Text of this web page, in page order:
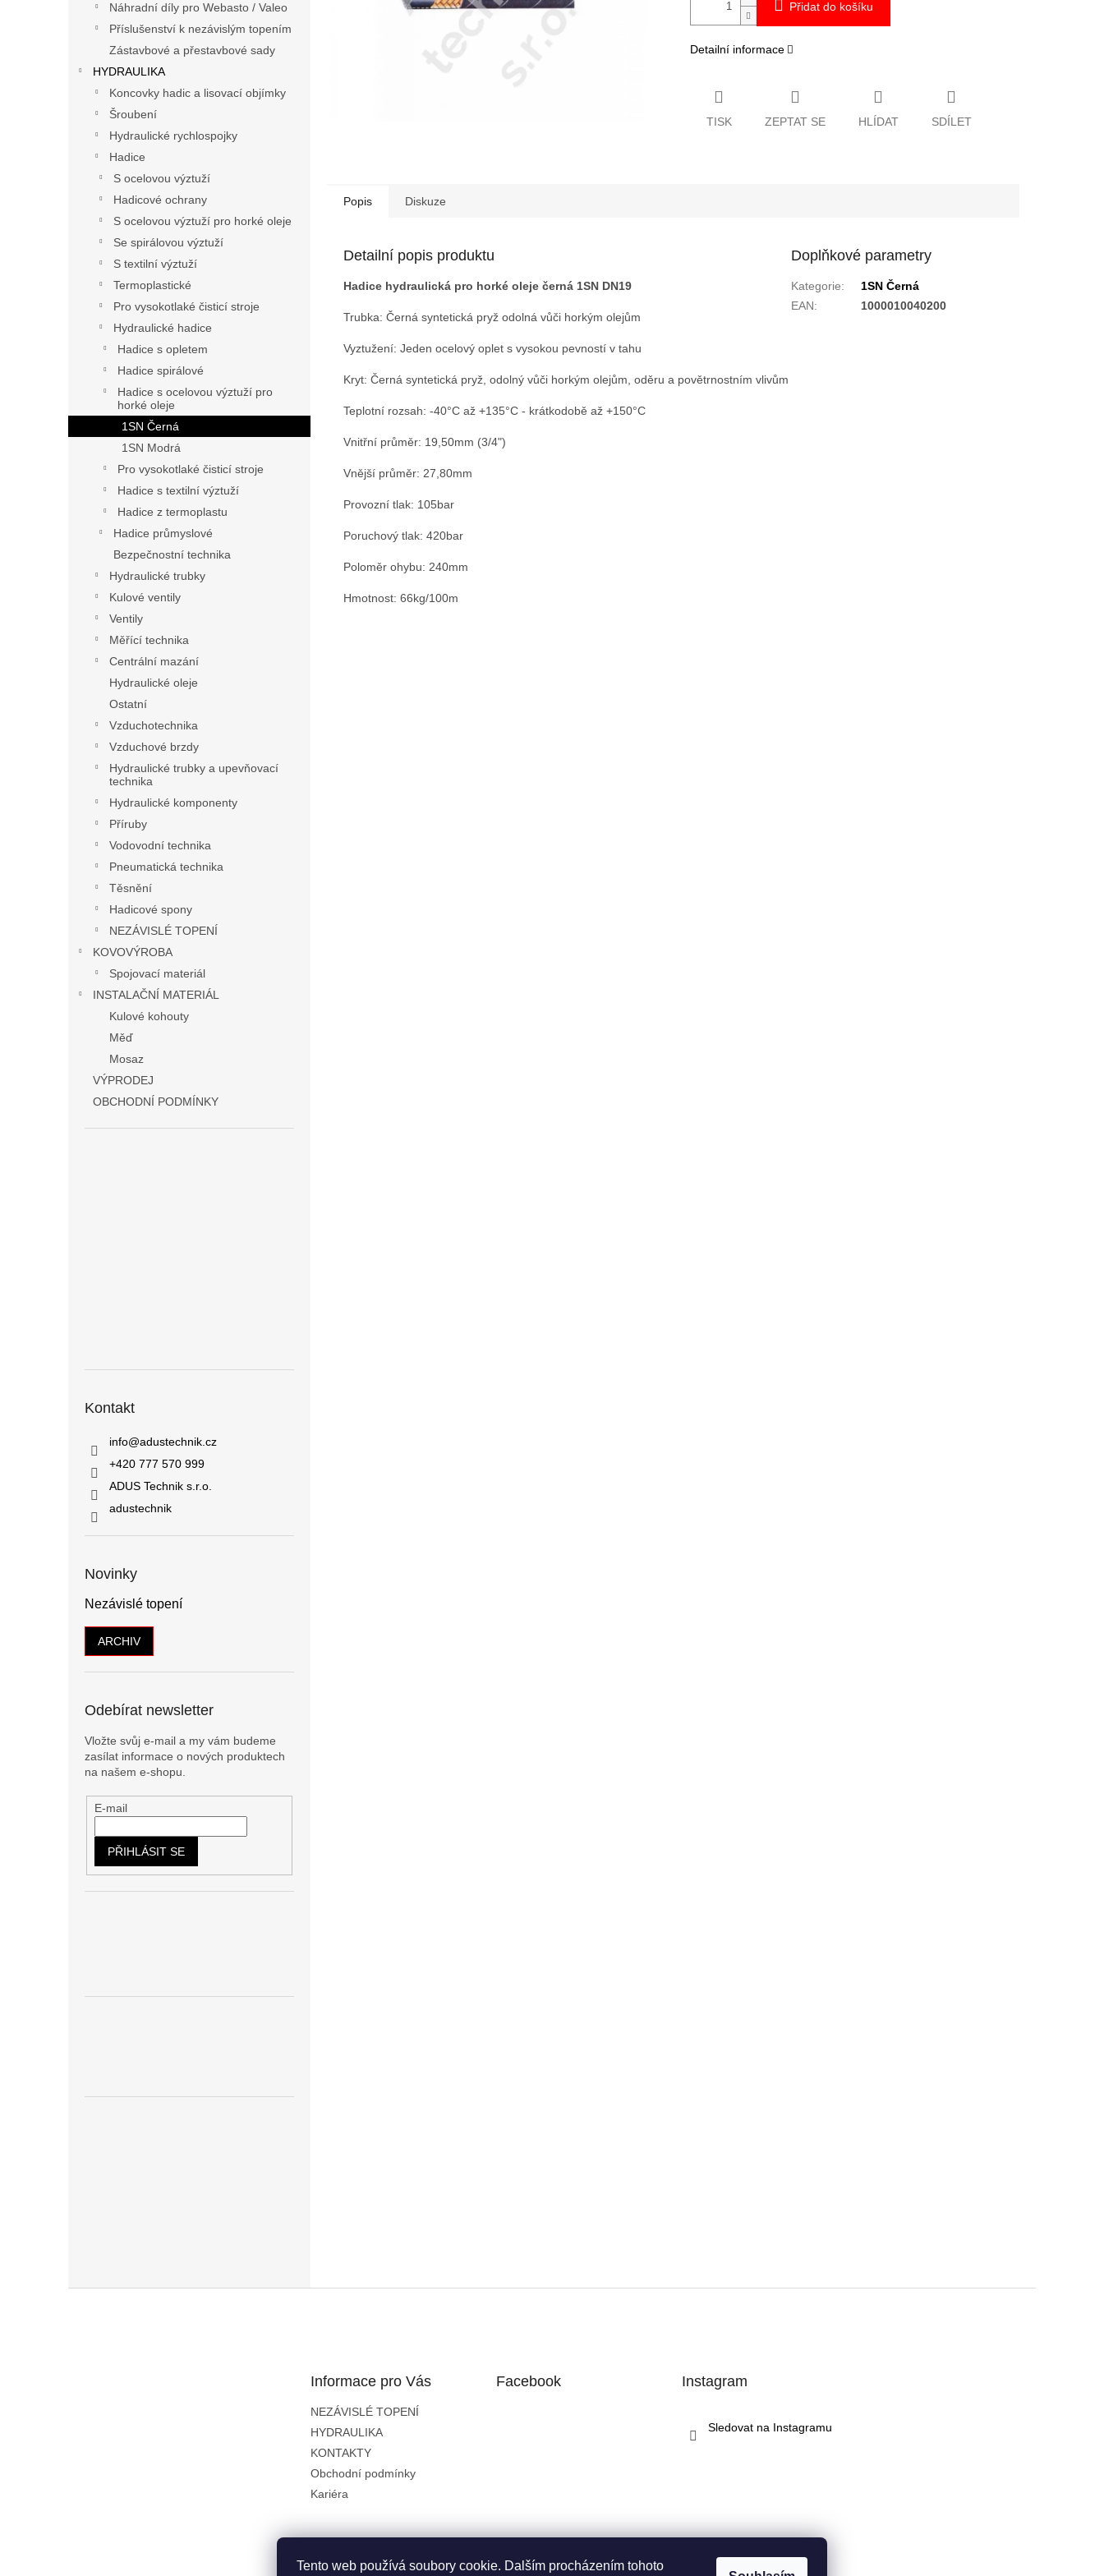
Tento web používá soubory cookie. Dalším procházením tohoto
Náhradní díly pro Webasto / Valeo
Příslušenství k nezávislým topením
Zástavbové a přestavbové sady
HYDRAULIKA
Koncovky hadic a lisovací objímky
Šroubení
Hydraulické rychlospojky
Hadice
S ocelovou výztuží
Hadicové ochrany
S ocelovou výztuží pro horké oleje
Se spirálovou výztuží
S textilní výztuží
Termoplastické
Pro vysokotlaké čisticí stroje
Hydraulické hadice
Hadice s opletem
Hadice spirálové
Hadice s ocelovou výztuží pro
horké oleje
1SN Černá
1SN Modrá
Pro vysokotlaké čisticí stroje
Hadice s textilní výztuží
Hadice z termoplastu
Hadice průmyslové
Bezpečnostní technika
Hydraulické trubky
Kulové ventily
Ventily
Měřící technika
Centrální mazání
Hydraulické oleje
Ostatní
Vzduchotechnika
Vzduchové brzdy
Hydraulické trubky a upevňovací
technika
Hydraulické komponenty
Příruby
Vodovodní technika
Pneumatická technika
Těsnění
Hadicové spony
NEZÁVISLÉ TOPENÍ
KOVOVÝROBA
Spojovací materiál
INSTALAČNÍ MATERIÁL
Kulové kohouty
Měď
Mosaz
VÝPRODEJ
OBCHODNÍ PODMÍNKY
Kontakt
info@adustechnik.cz
+420 777 570 999
ADUS Technik s.r.o.
adustechnik
Novinky
Nezávislé topení
ARCHIV
Odebírat newsletter
Vložte svůj e-mail a my vám budeme
zasílat informace o nových produktech
na našem e-shopu.
E-mail
PŘIHLÁSIT SE
Přidat do košíku
Detailní informace
TISK ZEPTAT SE HLÍDAT SDÍLET
Popis Diskuze
Detailní popis produktu
Hadice hydraulická pro horké oleje černá 1SN DN19
Trubka: Černá syntetická pryž odolná vůči horkým olejům
Vyztužení: Jeden ocelový oplet s vysokou pevností v tahu
Kryt: Černá syntetická pryž, odolný vůči horkým olejům, oděru a povětrnostním vlivům
Teplotní rozsah: -40°C až +135°C - krátkodobě až +150°C
Vnitřní průměr: 19,50mm (3/4")
Vnější průměr: 27,80mm
Provozní tlak: 105bar
Poruchový tlak: 420bar
Poloměr ohybu: 240mm
Hmotnost: 66kg/100m
Doplňkové parametry
Kategorie:
1SN Černá
EAN: 1000010040200
Informace pro Vás
NEZÁVISLÉ TOPENÍ
HYDRAULIKA
KONTAKTY
Obchodní podmínky
Kariéra
Facebook Instagram
Sledovat na Instagramu